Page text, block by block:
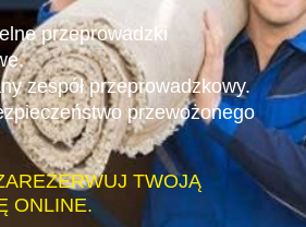
przeprowadzki
zespół przeprowadzkowy.
przewożonego
TWOJĄ
ONLINE.